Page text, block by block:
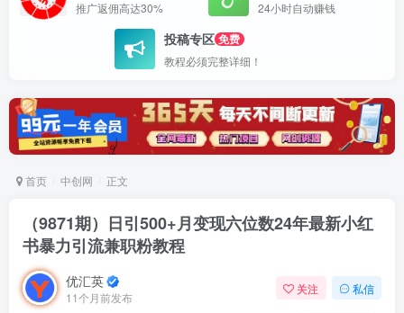
推广返佣高达30%
24小时自动赚钱
投稿专区 免费
教程必须完整详细！
首页 中创网 正文
（9871期）日引500+月变现六位数24年最新小红
书暴力引流兼职粉教程
优汇英
11个月前发布
关注 私信